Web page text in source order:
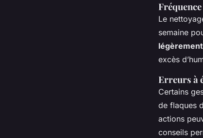
Le
semaine
excès
Erreurs à
Certains
de flaques
actions
conseils